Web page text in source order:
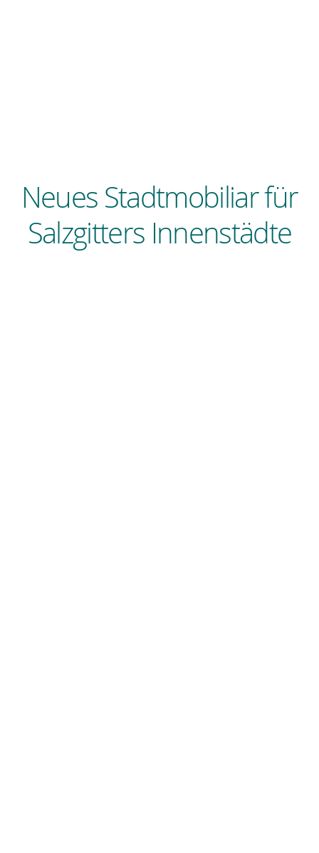
Neues Stadtmobiliar für
Salzgitters Innenstädte